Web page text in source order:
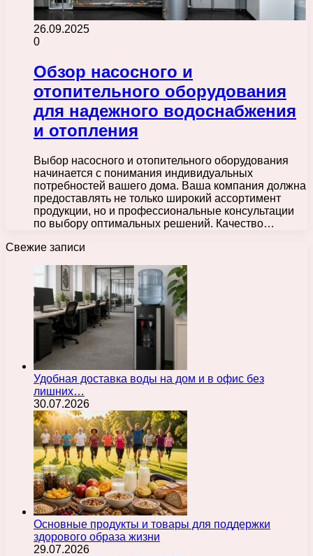
26.09.2025
0
Обзор насосного и
отопительного оборудования
для надежного водоснабжения
и отопления
Выбор насосного и отопительного оборудования
начинается с понимания индивидуальных
потребностей вашего дома. Ваша компания должна
предоставлять не только широкий ассортимент
продукции, но и профессиональные консультации
по выбору оптимальных решений. Качество…
Свежие записи
Удобная доставка воды на дом и в офис без
лишних…
30.07.2026
Основные продукты и товары для поддержки
здорового образа жизни
29.07.2026